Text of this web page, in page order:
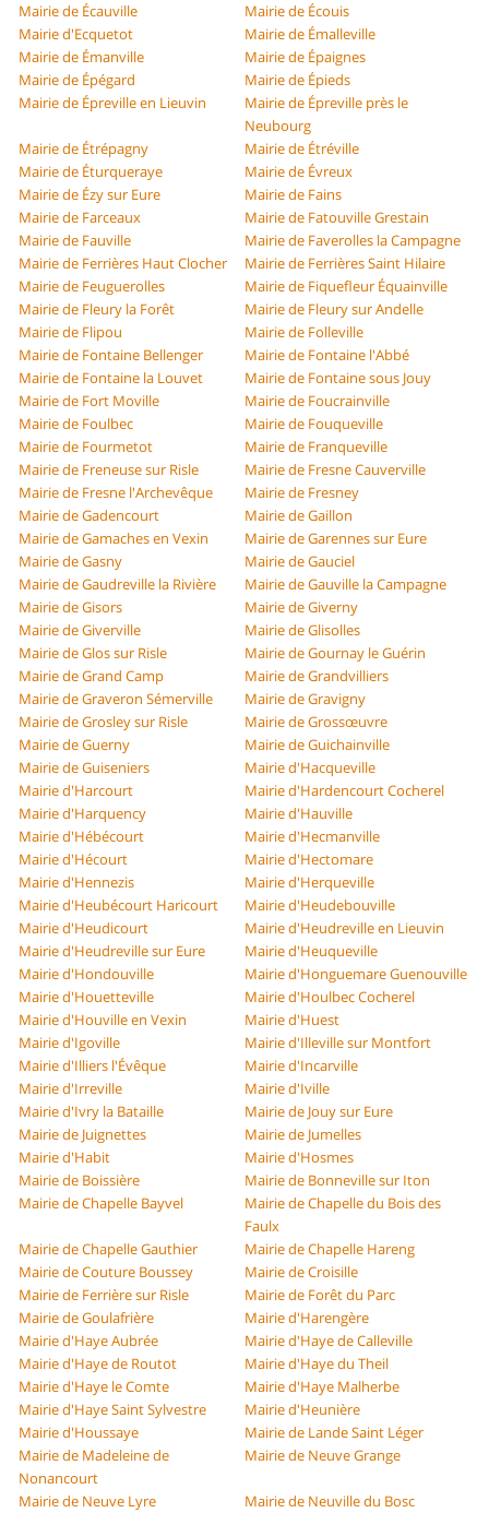
Mairie de Écauville
Mairie de Écouis
Mairie d'Ecquetot
Mairie de Émalleville
Mairie de Émanville
Mairie de Épaignes
Mairie de Épégard
Mairie de Épieds
Mairie de Épreville en Lieuvin
Mairie de Épreville près le
Neubourg
Mairie de Étrépagny
Mairie de Étréville
Mairie de Éturqueraye
Mairie de Évreux
Mairie de Ézy sur Eure
Mairie de Fains
Mairie de Farceaux
Mairie de Fatouville Grestain
Mairie de Fauville
Mairie de Faverolles la Campagne
Mairie de Ferrières Haut Clocher
Mairie de Ferrières Saint Hilaire
Mairie de Feuguerolles
Mairie de Fiquefleur Équainville
Mairie de Fleury la Forêt
Mairie de Fleury sur Andelle
Mairie de Flipou
Mairie de Folleville
Mairie de Fontaine Bellenger
Mairie de Fontaine l'Abbé
Mairie de Fontaine la Louvet
Mairie de Fontaine sous Jouy
Mairie de Fort Moville
Mairie de Foucrainville
Mairie de Foulbec
Mairie de Fouqueville
Mairie de Fourmetot
Mairie de Franqueville
Mairie de Freneuse sur Risle
Mairie de Fresne Cauverville
Mairie de Fresne l'Archevêque
Mairie de Fresney
Mairie de Gadencourt
Mairie de Gaillon
Mairie de Gamaches en Vexin
Mairie de Garennes sur Eure
Mairie de Gasny
Mairie de Gauciel
Mairie de Gaudreville la Rivière
Mairie de Gauville la Campagne
Mairie de Gisors
Mairie de Giverny
Mairie de Giverville
Mairie de Glisolles
Mairie de Glos sur Risle
Mairie de Gournay le Guérin
Mairie de Grand Camp
Mairie de Grandvilliers
Mairie de Graveron Sémerville
Mairie de Gravigny
Mairie de Grosley sur Risle
Mairie de Grossœuvre
Mairie de Guerny
Mairie de Guichainville
Mairie de Guiseniers
Mairie d'Hacqueville
Mairie d'Harcourt
Mairie d'Hardencourt Cocherel
Mairie d'Harquency
Mairie d'Hauville
Mairie d'Hébécourt
Mairie d'Hecmanville
Mairie d'Hécourt
Mairie d'Hectomare
Mairie d'Hennezis
Mairie d'Herqueville
Mairie d'Heubécourt Haricourt
Mairie d'Heudebouville
Mairie d'Heudicourt
Mairie d'Heudreville en Lieuvin
Mairie d'Heudreville sur Eure
Mairie d'Heuqueville
Mairie d'Hondouville
Mairie d'Honguemare Guenouville
Mairie d'Houetteville
Mairie d'Houlbec Cocherel
Mairie d'Houville en Vexin
Mairie d'Huest
Mairie d'Igoville
Mairie d'Illeville sur Montfort
Mairie d'Illiers l'Évêque
Mairie d'Incarville
Mairie d'Irreville
Mairie d'Iville
Mairie d'Ivry la Bataille
Mairie de Jouy sur Eure
Mairie de Juignettes
Mairie de Jumelles
Mairie d'Habit
Mairie d'Hosmes
Mairie de Boissière
Mairie de Bonneville sur Iton
Mairie de Chapelle Bayvel
Mairie de Chapelle du Bois des
Faulx
Mairie de Chapelle Gauthier
Mairie de Chapelle Hareng
Mairie de Couture Boussey
Mairie de Croisille
Mairie de Ferrière sur Risle
Mairie de Forêt du Parc
Mairie de Goulafrière
Mairie d'Harengère
Mairie d'Haye Aubrée
Mairie d'Haye de Calleville
Mairie d'Haye de Routot
Mairie d'Haye du Theil
Mairie d'Haye le Comte
Mairie d'Haye Malherbe
Mairie d'Haye Saint Sylvestre
Mairie d'Heunière
Mairie d'Houssaye
Mairie de Lande Saint Léger
Mairie de Madeleine de
Nonancourt
Mairie de Neuve Grange
Mairie de Neuve Lyre
Mairie de Neuville du Bosc